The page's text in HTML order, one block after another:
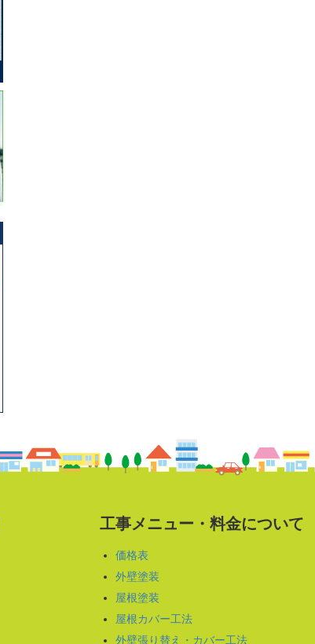
工事メニュー・料金について
価格表
外壁塗装
屋根塗装
屋根カバー工法
外壁張り替え・カバー工法